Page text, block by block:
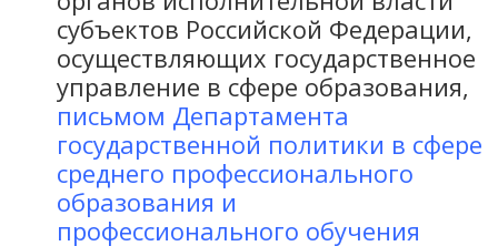
субъектов Российской Федерации,
осуществляющих государственное
управление в сфере образования,
письмом Департамента
государственной политики в сфере
среднего профессионального
образования и
профессионального обучения